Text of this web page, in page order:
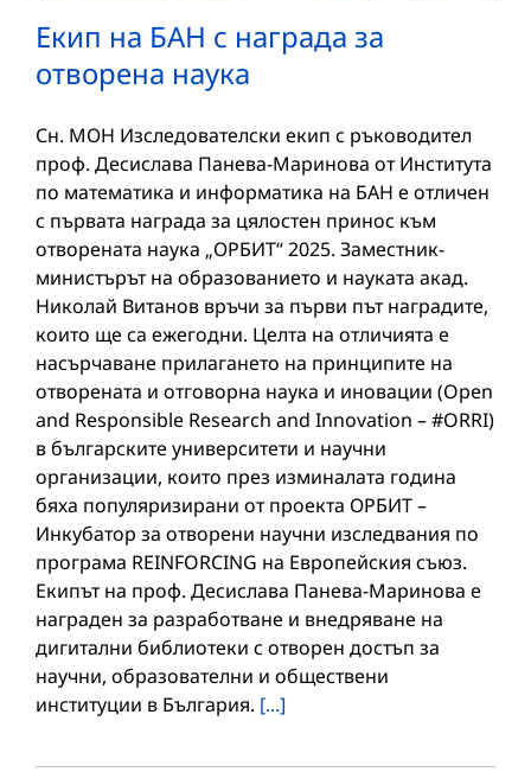
Екип на БАН с награда за
отворена наука
Сн. МОН Изследователски екип с ръководител
проф. Десислава Панева-Маринова от Института
по математика и информатика на БАН е отличен
с първата награда за цялостен принос към
отворената наука „ОРБИТ“ 2025. Заместник-
министърът на образованието и науката акад.
Николай Витанов връчи за първи път наградите,
които ще са ежегодни. Целта на отличията е
насърчаване прилагането на принципите на
отворената и отговорна наука и иновации (Open
and Responsible Research and Innovation – #ORRI)
в българските университети и научни
организации, които през изминалата година
бяха популяризирани от проекта ОРБИТ –
Инкубатор за отворени научни изследвания по
програма REINFORCING на Европейския съюз.
Екипът на проф. Десислава Панева-Маринова е
награден за разработване и внедряване на
дигитални библиотеки с отворен достъп за
научни, образователни и обществени
институции в България. [...]